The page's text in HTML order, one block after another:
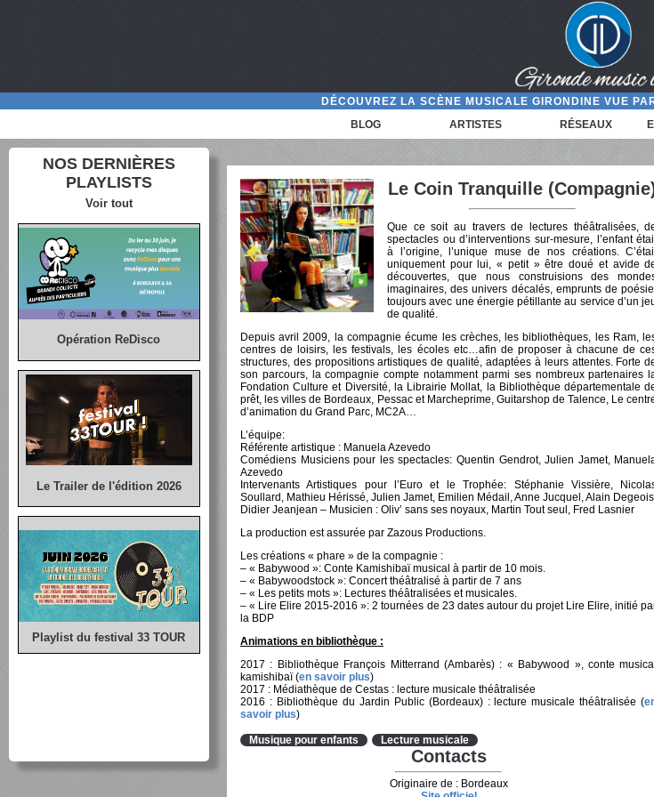
DÉCOUVREZ LA SCÈNE MUSICALE GIRONDINE VUE
BLOG
ARTISTES RÉSEAUX
NOS DERNIÈRES
PLAYLISTS
Voir tout
Opération ReDisco
Le Trailer de l'édition 2026
Playlist du festival 33 TOUR
Le Coin Tranquille
Que ce soit au travers de lectures théâtralisées,
spectacles ou d’interventions sur-mesure, l’enfant
à l’origine, l’unique muse de nos créations.
uniquement pour lui, « petit » être doué et avide
découvertes, que nous construisions des
imaginaires, des univers décalés, emprunts de
toujours avec une énergie pétillante au service d’un
de qualité.
Depuis avril 2009, la compagnie écume les crèches, les bibliothèques, les Ram,
centres de loisirs, les festivals, les écoles etc…afin de proposer à chacune de
structures, des propositions artistiques de qualité, adaptées à leurs attentes. Forte
son parcours, la compagnie compte notamment parmi ses nombreux partenaires
Fondation Culture et Diversité, la Librairie Mollat, la Bibliothèque départementale
prêt, les villes de Bordeaux, Pessac et Marcheprime, Guitarshop de Talence, Le
d’animation du Grand Parc, MC2A…
L’équipe:
Référente artistique : Manuela Azevedo
Comédiens Musiciens pour les spectacles: Quentin Gendrot, Julien Jamet,
Azevedo
Intervenants Artistiques pour l’Euro et le Trophée: Stéphanie Vissière,
Soullard, Mathieu Hérissé, Julien Jamet, Emilien Médail, Anne Jucquel, Alain
Didier Jeanjean – Musicien : Oliv’ sans ses noyaux, Martin Tout seul, Fred Lasnier
La production est assurée par Zazous Productions.
Les créations « phare » de la compagnie :
– « Babywood »: Conte Kamishibaï musical à partir de 10 mois.
– « Babywoodstock »: Concert théâtralisé à partir de 7 ans
– « Les petits mots »: Lectures théâtralisées et musicales.
– « Lire Elire 2015-2016 »: 2 tournées de 23 dates autour du projet Lire Elire, initié
la BDP
Animations en bibliothèque :
2017 : Bibliothèque François Mitterrand (Ambarès) : « Babywood », conte musical
kamishibaï (en savoir plus)
2017 : Médiathèque de Cestas : lecture musicale théâtralisée
2016 : Bibliothèque du Jardin Public (Bordeaux) : lecture musicale théâtralisée (
savoir plus)
Musique pour enfants Lecture musicale
Contacts
Originaire de : Bordeaux